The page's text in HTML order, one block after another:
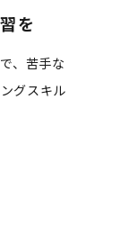
を
、苦手な
グスキル